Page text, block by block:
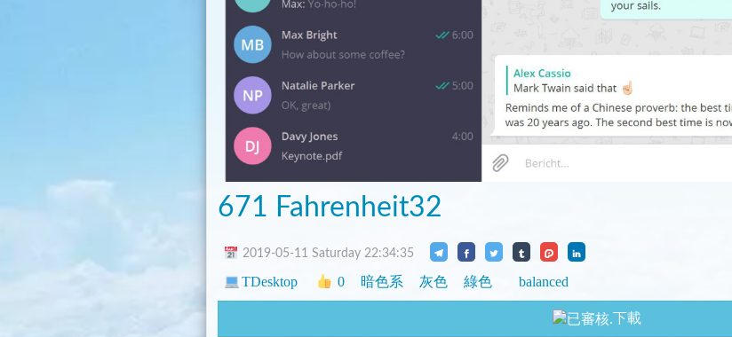
671 Fahrenheit32
2019-05-11 Saturday 22:34:35
TDesktop 0 暗色系 灰色 綠色 balanced
下載